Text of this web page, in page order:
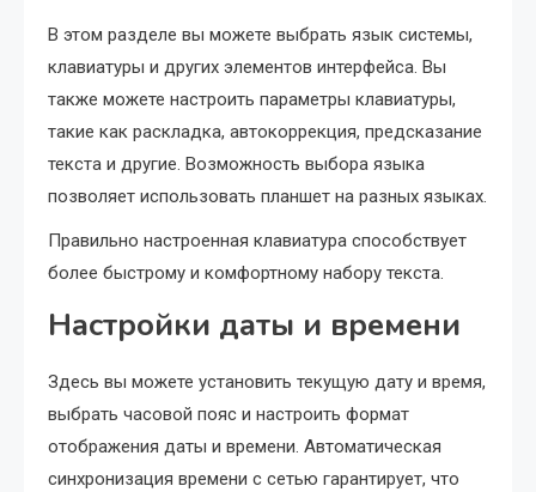
В этом разделе вы можете выбрать язык системы,
клавиатуры и других элементов интерфейса. Вы
также можете настроить параметры клавиатуры,
такие как раскладка, автокоррекция, предсказание
текста и другие. Возможность выбора языка
позволяет использовать планшет на разных языках.
Правильно настроенная клавиатура способствует
более быстрому и комфортному набору текста.
Настройки даты и времени
Здесь вы можете установить текущую дату и время,
выбрать часовой пояс и настроить формат
отображения даты и времени. Автоматическая
синхронизация времени с сетью гарантирует, что